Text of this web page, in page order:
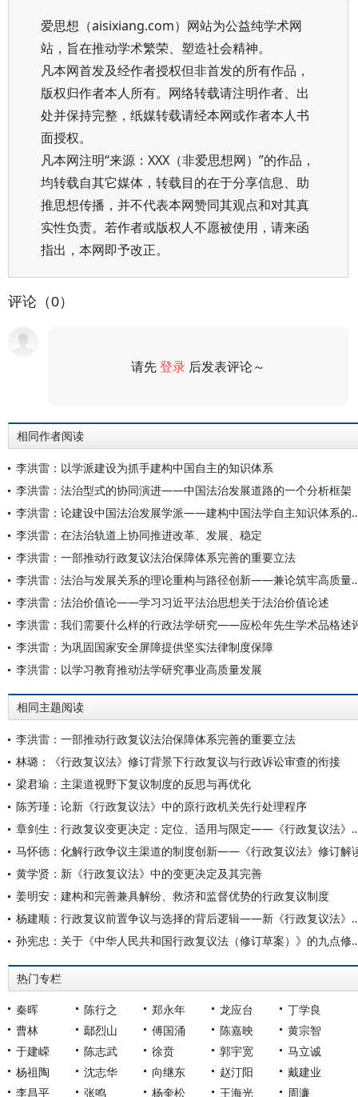
爱思想（aisixiang.com）网站为公益纯学术网
站，旨在推动学术繁荣、塑造社会精神。
凡本网首发及经作者授权但非首发的所有作品，
版权归作者本人所有。网络转载请注明作者、出
处并保持完整，纸媒转载请经本网或作者本人书
面授权。
凡本网注明“来源：XXX（非爱思想网）”的作品，
均转载自其它媒体，转载目的在于分享信息、助
推思想传播，并不代表本网赞同其观点和对其真
实性负责。若作者或版权人不愿被使用，请来函
指出，本网即予改正。
评论（0）
请先登录 后发表评论～
相同作者阅读
李洪雷：以学派建设为抓手建构中国自主的知识体系
李洪雷：法治型式的协同演进——中国法治发展道路的一个分析框架
李洪雷：论建设中国法治发展
李洪雷：在法治轨道上协同推进改革、发展、稳定
李洪雷：一部推动行政复议法治保障体系完善的重要立法
李洪雷：法治与发展关系的理论
李洪雷：法治价值论——学习习近平法治思想关于法治价值论述
李洪雷：我们需要什么样的行政法学研究——应松年先生学术品格述
李洪雷：为巩固国家安全屏障提供坚实法律制度保障
李洪雷：以学习教育推动法学研究事业高质量发展
相同主题阅读
李洪雷：一部推动行政复议法治保障体系完善的重要立法
林璐：《行政复议法》修订背景下行政复议与行政诉讼审查的衔接
梁君瑜：主渠道视野下复议制度的反思与再优化
陈芳瑾：论新《行政复议法》中的原行政机关先行处理程序
章剑生：行政复议变更决定：定
马怀德：化解行政争议主渠道的制度创新——《行政复议法》修订解
黄学贤：新《行政复议法》中的变更决定及其完善
姜明安：建构和完善兼具解纷、救济和监督优势的行政复议制度
杨建顺：行政复议前置争议与
孙宪忠：关于《中华人民共和
热门专栏
秦晖 陈行之 郑永年 龙应台
丁学良
曹林
鄢烈山 傅国涌 陈嘉映
黄宗智
于建嵘
陈志武 徐贲 郭宇宽
马立诚
杨祖陶
沈志华 向继东 赵汀阳
戴建业
李昌平
张鸣 杨奎松 王海光 周濂